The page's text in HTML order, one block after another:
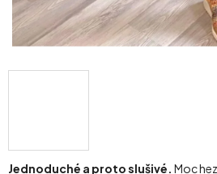
Jednoduché a proto slušivé. Moc